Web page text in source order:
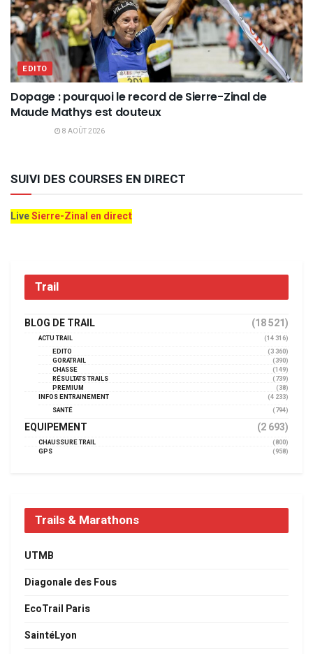
EDITO
Dopage : pourquoi le record de Sierre-Zinal de
Maude Mathys est douteux
8 AOÛT 2026
SUIVI DES COURSES EN DIRECT
LiveSierre-Zinal en direct
Trail
BLOG DE TRAIL (18 521)
ACTU TRAIL
(14 316)
EDITO
(3 360)
GORATRAIL
(390)
CHASSE
(149)
RÉSULTATS TRAILS
(739)
PREMIUM
(38)
INFOS ENTRAINEMENT
(4 233)
SANTÉ
(794)
EQUIPEMENT (2 693)
CHAUSSURE TRAIL
(800)
GPS
(958)
Trails & Marathons
UTMB
Diagonale des Fous
EcoTrail Paris
SaintéLyon